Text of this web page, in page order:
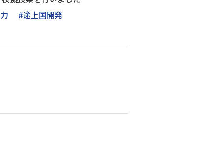
#途上国開発